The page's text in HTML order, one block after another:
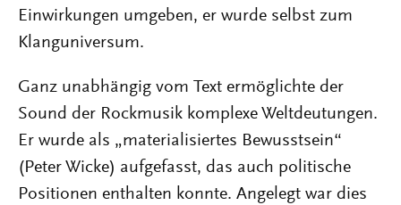
Einwirkungen umgeben, er wurde selbst zum
Klanguniversum.
Ganz unabhängig vom Text ermöglichte der
Sound der Rockmusik komplexe Weltdeutungen.
Er wurde als „materialisiertes Bewusstsein“
(Peter Wicke) aufgefasst, das auch politische
Positionen enthalten konnte. Angelegt war dies